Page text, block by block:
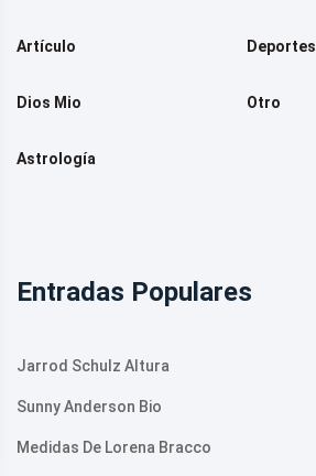
Artículo Deportes
Dios Mio Otro
Astrología
Entradas Populares
Jarrod Schulz Altura
Sunny Anderson Bio
Medidas De Lorena Bracco